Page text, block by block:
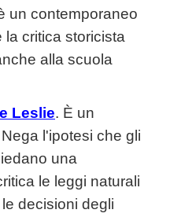
un contemporaneo
critica storicista
alla scuola
Leslie. È un
l'ipotesi che gli
una
le leggi naturali
decisioni degli